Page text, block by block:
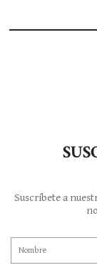
Suscríbete a